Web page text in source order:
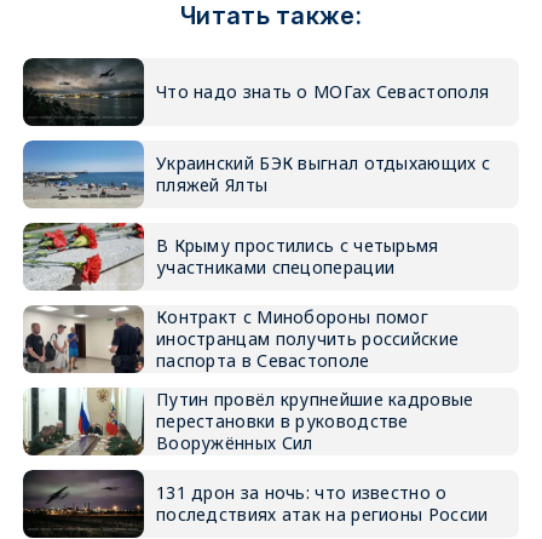
Читать также:
Что надо знать о МОГах Севастополя
Украинский БЭК выгнал отдыхающих с
пляжей Ялты
В Крыму простились с четырьмя
участниками спецоперации
Контракт с Минобороны помог
иностранцам получить российские
паспорта в Севастополе
Путин провёл крупнейшие кадровые
перестановки в руководстве
Вооружённых Сил
131 дрон за ночь: что известно о
последствиях атак на регионы России